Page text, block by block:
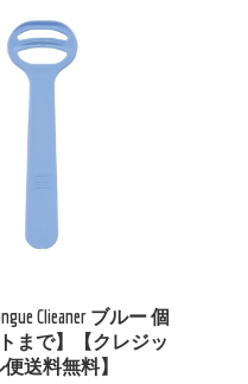
Clieaner ブルー 個
まで】【クレジッ
送料無料】